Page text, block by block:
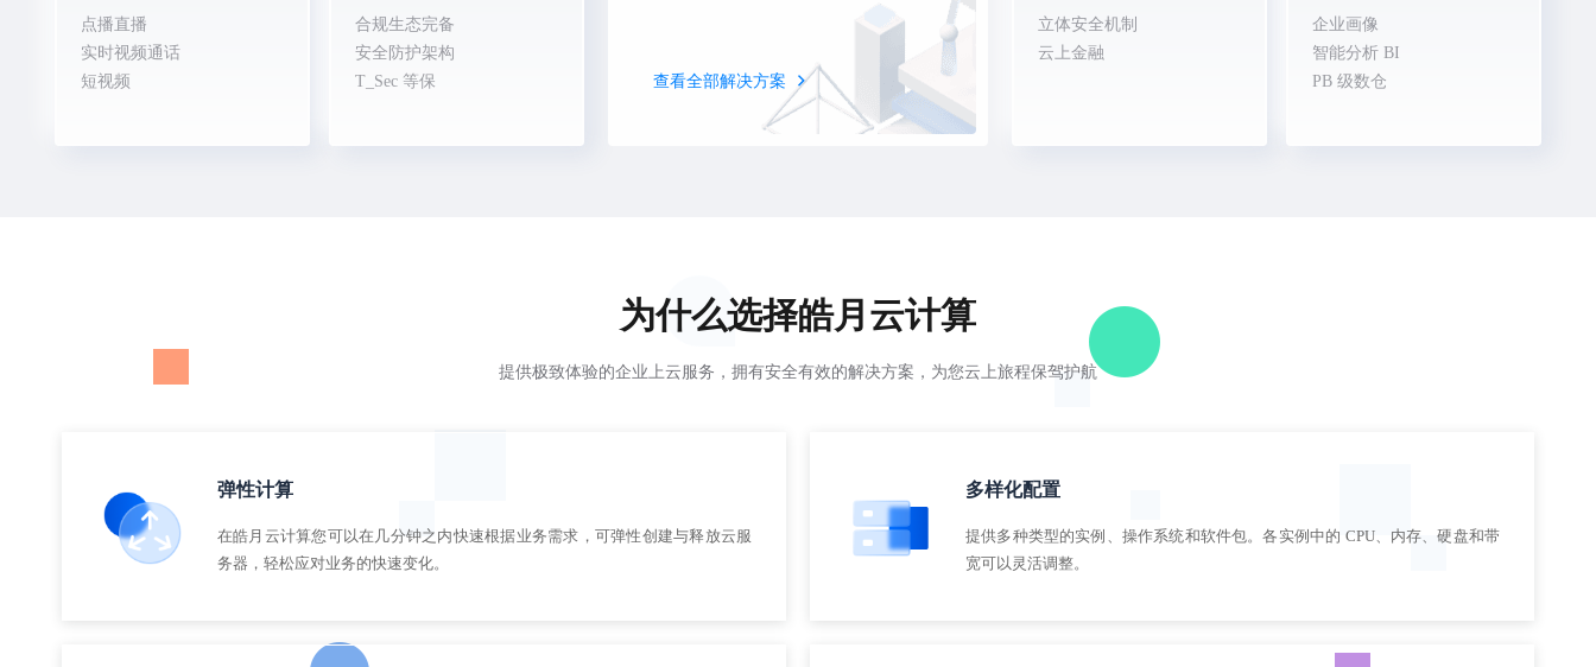
点播直播
实时视频通话
短视频
合规生态完备
安全防护架构
T_Sec 等保
立体安全机制
云上金融
企业画像
智能分析 BI
PB 级数仓
查看全部解决方案
为什么选择皓月云计算
提供极致体验的企业上云服务，拥有安全有效的解决方案，为您云上旅程保驾护航
弹性计算
在皓月云计算您可以在几分钟之内快速根据业务需求，可弹性创建与释放云服
务器，轻松应对业务的快速变化。
多样化配置
提供多种类型的实例、操作系统和软件包。各实例中的 CPU、内存、硬盘和带
宽可以灵活调整。